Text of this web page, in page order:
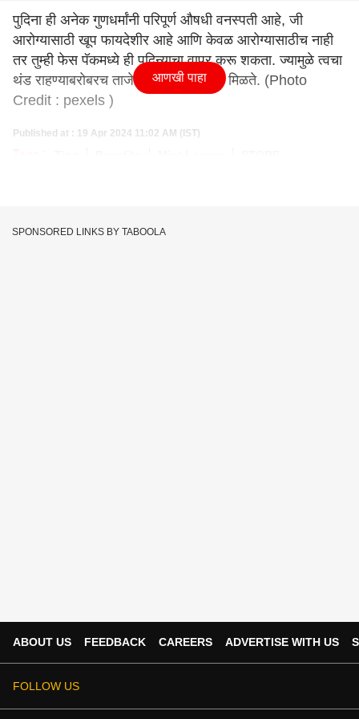
पुदिना ही अनेक गुणधर्मांनी परिपूर्ण औषधी वनस्पती आहे, जी
आरोग्यासाठी खूप फायदेशीर आहे आणि केवळ आरोग्यासाठीच नाही
तर तुम्ही फेस पॅकमध्ये ही पुदिन्याचा वापर करू शकता. ज्यामुळे त्वचा
थंड राहण्याबरोबरच ताजेपणा आणि सौंदर्यही मिळते. (Photo
Credit : pexels )
Published at : 19 Apr 2024 11:02 AM (IST)
आणखी पाहा
SPONSORED LINKS BY TABOOLA
ABOUT US FEEDBACK CAREERS ADVERTISE WITH US
FOLLOW US